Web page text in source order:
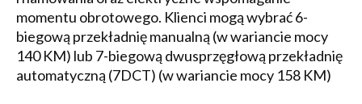
momentu obrotowego. Klienci mogą wybrać 6-
biegową przekładnię manualną (w wariancie mocy
140 KM) lub 7-biegową dwusprzęgłową przekładnię
automatyczną (7DCT) (w wariancie mocy 158 KM)